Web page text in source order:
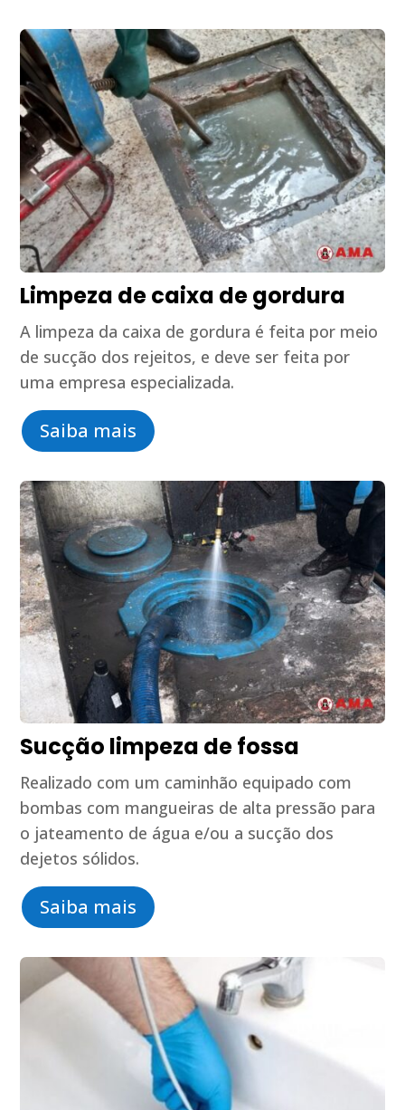
Limpeza de caixa de gordura
A limpeza da caixa de gordura é feita por meio
de sucção dos rejeitos, e deve ser feita por
uma empresa especializada.
Saiba mais
Sucção limpeza de fossa
Realizado com um caminhão equipado com
bombas com mangueiras de alta pressão para
o jateamento de água e/ou a sucção dos
dejetos sólidos.
Saiba mais